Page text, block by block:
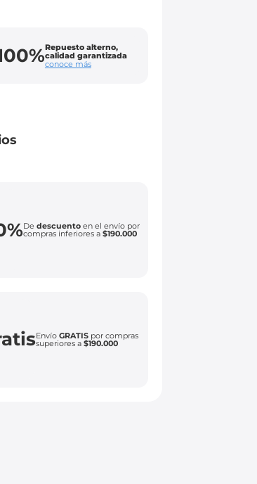
Repuesto alterno,
calidad garantizada
conoce más
De descuentoen el envío por
compras inferiores a $190.000
Envío GRATISpor compras
superiores a $190.000